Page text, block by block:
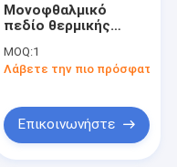
Μονοφθαλμικό
πεδίο θερμικής
οδηγών για το κυνήγι
TS435 2-9x35 50hz
MOQ:1
Λάβετε την πιο πρόσφατη
Επικοινωνήστε